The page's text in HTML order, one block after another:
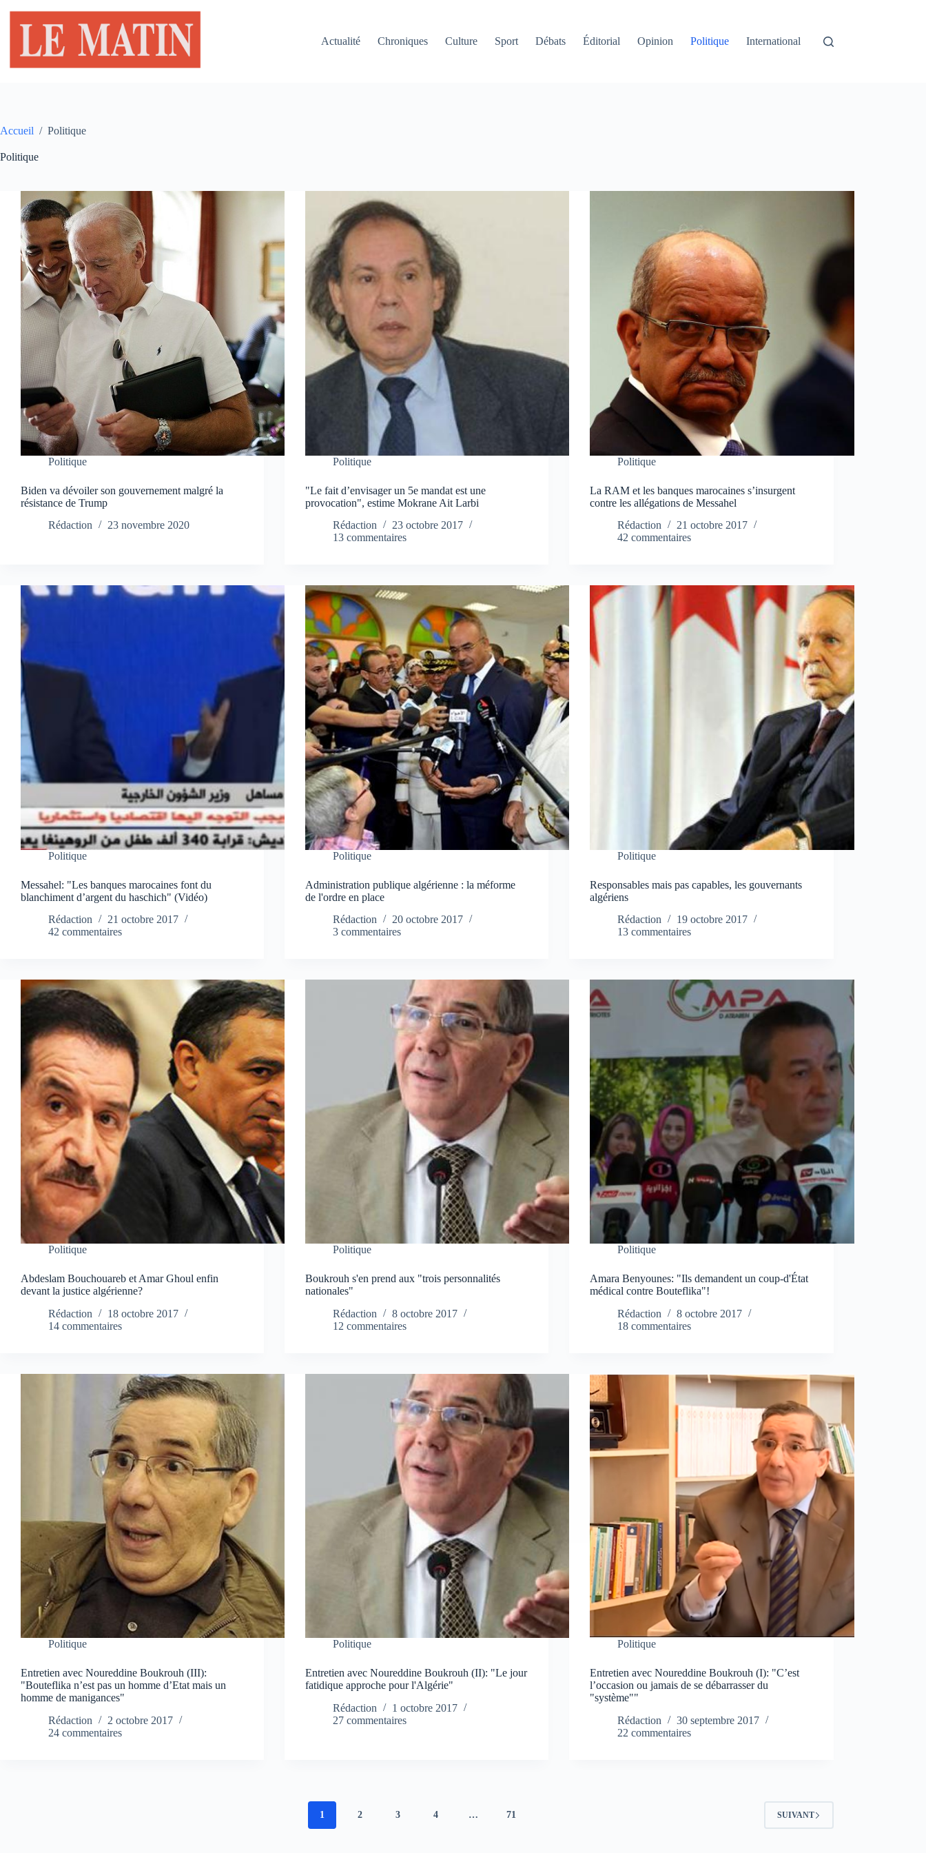
contenu
Actualité
Chroniques Culture Sport Débats Éditorial Opinion Politique International
Accueil / Politique
Politique
Politique
Biden va dévoiler son gouvernement malgré la
résistance de Trump
Rédaction
23 novembre 2020
Politique
"Le fait d’envisager un 5e mandat est une
provocation", estime Mokrane Ait Larbi
Rédaction
23 octobre 2017
13 commentaires
Politique
La RAM et les banques marocaines s’insurgent
contre les allégations de Messahel
Rédaction
21 octobre 2017
42 commentaires
Politique
Messahel: "Les banques marocaines font du
blanchiment d’argent du haschich" (Vidéo)
Rédaction
21 octobre 2017
42 commentaires
Politique
Administration publique algérienne : la méforme
de l'ordre en place
Rédaction
20 octobre 2017
3 commentaires
Politique
Responsables mais pas capables, les gouvernants
algériens
Rédaction
19 octobre 2017
13 commentaires
Politique
Abdeslam Bouchouareb et Amar Ghoul enfin
devant la justice algérienne?
Rédaction
18 octobre 2017
14 commentaires
Politique
Boukrouh s'en prend aux "trois personnalités
nationales"
Rédaction
8 octobre 2017
12 commentaires
Politique
Amara Benyounes: "Ils demandent un coup-d'État
médical contre Bouteflika"!
Rédaction
8 octobre 2017
18 commentaires
Politique
Entretien avec Noureddine Boukrouh (III):
"Bouteflika n’est pas un homme d’Etat mais un
homme de manigances"
Rédaction
2 octobre 2017
24 commentaires
Politique
Entretien avec Noureddine Boukrouh (II): "Le jour
fatidique approche pour l'Algérie"
Rédaction
1 octobre 2017
27 commentaires
Politique
Entretien avec Noureddine Boukrouh (I): "C’est
l’occasion ou jamais de se débarrasser du
"système""
Rédaction
30 septembre 2017
22 commentaires
1 2 3 4 … 71 SUIVANT